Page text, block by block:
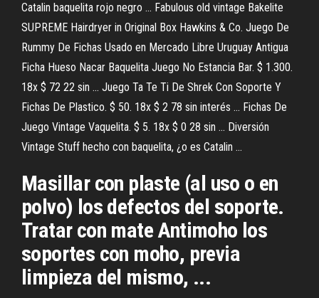
Catalin baquelita rojo negro ... Fabulous old vintage Bakelite
SUPREME Hairdryer in Original Box Hawkins & Co. Juego De
Rummy De Fichas Usado en Mercado Libre Uruguay Antigua
Ficha Hueso Nacar Baquelita Juego No Estancia Bar. $ 1.300.
18x $ 72 22 sin ... Juego Ta Te Ti De Shrek Con Soporte Y
Fichas De Plastico. $ 50. 18x $ 2 78 sin interés ... Fichas De
Juego Vintage Vaquelita. $ 5. 18x $ 0 28 sin ... Diversión
Vintage Stuff hecho con baquelita, ¿o es Catalin ...
Masillar con plaste (al uso o en
polvo) los defectos del soporte.
Tratar con mate Antimoho los
soportes con moho, previa
limpieza del mismo, ...